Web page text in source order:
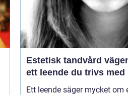
Estetisk tandvård vägen till
ett leende du trivs med
Ett leende säger mycket om